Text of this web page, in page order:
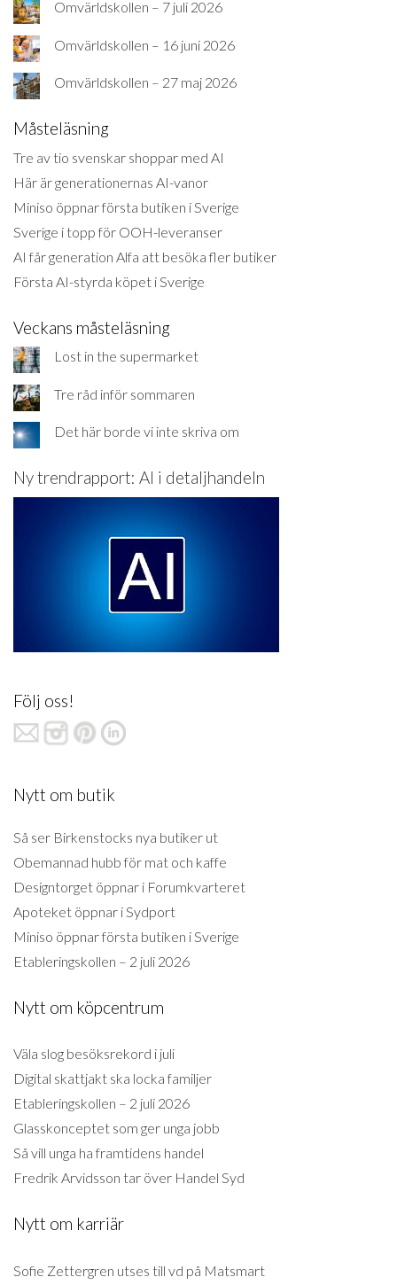
Omvärldskollen – 7 juli 2026
Omvärldskollen – 16 juni 2026
Omvärldskollen – 27 maj 2026
Måsteläsning
Tre av tio svenskar shoppar med AI
Här är generationernas AI-vanor
Miniso öppnar första butiken i Sverige
Sverige i topp för OOH-leveranser
AI får generation Alfa att besöka fler butiker
Första AI-styrda köpet i Sverige
Veckans måsteläsning
Lost in the supermarket
Tre råd inför sommaren
Det här borde vi inte skriva om
Ny trendrapport: AI i detaljhandeln
Följ oss!
Nytt om butik
Så ser Birkenstocks nya butiker ut
Obemannad hubb för mat och kaffe
Designtorget öppnar i Forumkvarteret
Apoteket öppnar i Sydport
Miniso öppnar första butiken i Sverige
Etableringskollen – 2 juli 2026
Nytt om köpcentrum
Väla slog besöksrekord i juli
Digital skattjakt ska locka familjer
Etableringskollen – 2 juli 2026
Glasskonceptet som ger unga jobb
Så vill unga ha framtidens handel
Fredrik Arvidsson tar över Handel Syd
Nytt om karriär
Sofie Zettergren utses till vd på Matsmart